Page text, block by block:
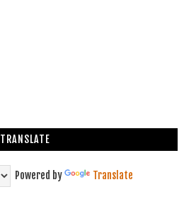
TRANSLATE
Powered by Translate